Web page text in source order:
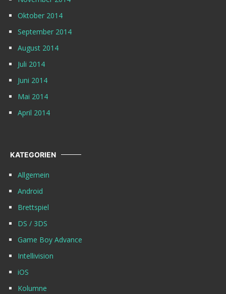
Oktober 2014
September 2014
August 2014
Juli 2014
Juni 2014
Mai 2014
April 2014
KATEGORIEN
Allgemein
Android
Brettspiel
DS / 3DS
Game Boy Advance
Intellivision
iOS
Kolumne